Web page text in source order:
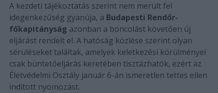
A kezdeti tájékoztatás szerint nem merült fel
idegenkezűség gyanúja, a Budapesti Rendőr-
főkapitányság azonban a boncolást követően új
eljárást rendelt el. A hatóság közlése szerint olyan
sérüléseket találtak, amelyek keletkezési körülményei
csak büntetőeljárás keretében tisztázhatók, ezért az
Életvédelmi Osztály január 6-án ismeretlen tettes ellen
indított nyomozást.